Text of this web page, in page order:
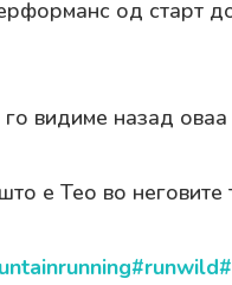
од старт
видиме назад
е Тео во
#runwild